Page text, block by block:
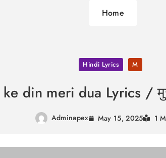
Home
Hindi Lyrics M
din meri dua Lyrics /
Adminapex May 15, 2025 1